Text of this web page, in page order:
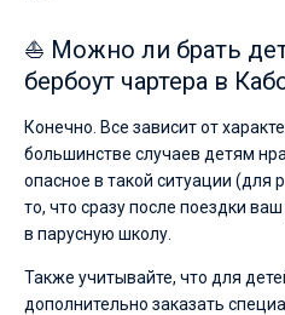
⛵ Можно ли брать
бербоут чартера в
Конечно. Все зависит от
большинстве случаев детям
опасное в такой ситуации (для
то, что сразу после поездки
в парусную школу.
Также учитывайте, что для
дополнительно заказать